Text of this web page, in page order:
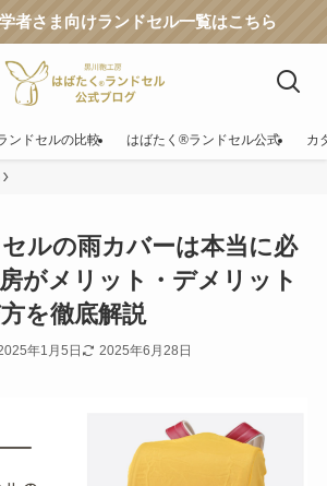
者さま向けランドセル一覧はこちら
ンドセルの比較 はばたく®ランドセル公式 カ
ルの雨カバーは本当に必
がメリット・デメリット
を徹底解説
年1月5日 2025年6月28日